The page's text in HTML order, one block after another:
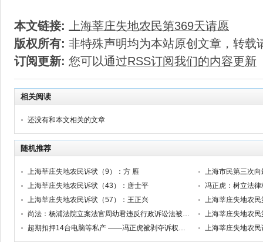
本文链接:
上海莘庄失地农民第369天请愿
版权所有: 非特殊声明均为本站原创文章，转载
订阅更新: 您可以通过RSS订阅我们的内容更新
相关阅读
还没有和本文相关的文章
随机推荐
上海莘庄失地农民诉状（9）：方 雁
上海市民第三次
上海莘庄失地农民诉状（43）：唐士平
冯正虎：树立法律
上海莘庄失地农民诉状（57）：王正兴
上海莘庄失地农
尚法：杨浦法院立案法官周幼君违反行政诉讼法被送去“学习”
上海莘庄失地农
超期扣押14台电脑等私产 ——冯正虎被剥夺诉权的行政案件系列之一
上海莘庄失地农